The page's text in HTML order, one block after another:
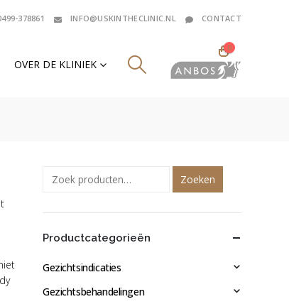
378861 INFO@USKINTHECLINIC.NL CONTACT
OVER DE KLINIEK
0
Zoeken
Productcategorieën
Gezichtsindicaties
Gezichtsbehandelingen